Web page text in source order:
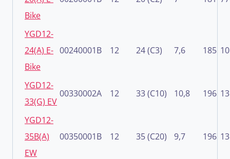
Bike
YGD12-
24(A) E-
Bike
00240001B 12 24 (C3) 7,6 185
YGD12-
33(G) EV
00330002A 12 33 (C10) 10,8 196
YGD12-
35B(A)
EW
00350001B 12 35 (C20) 9,7 196